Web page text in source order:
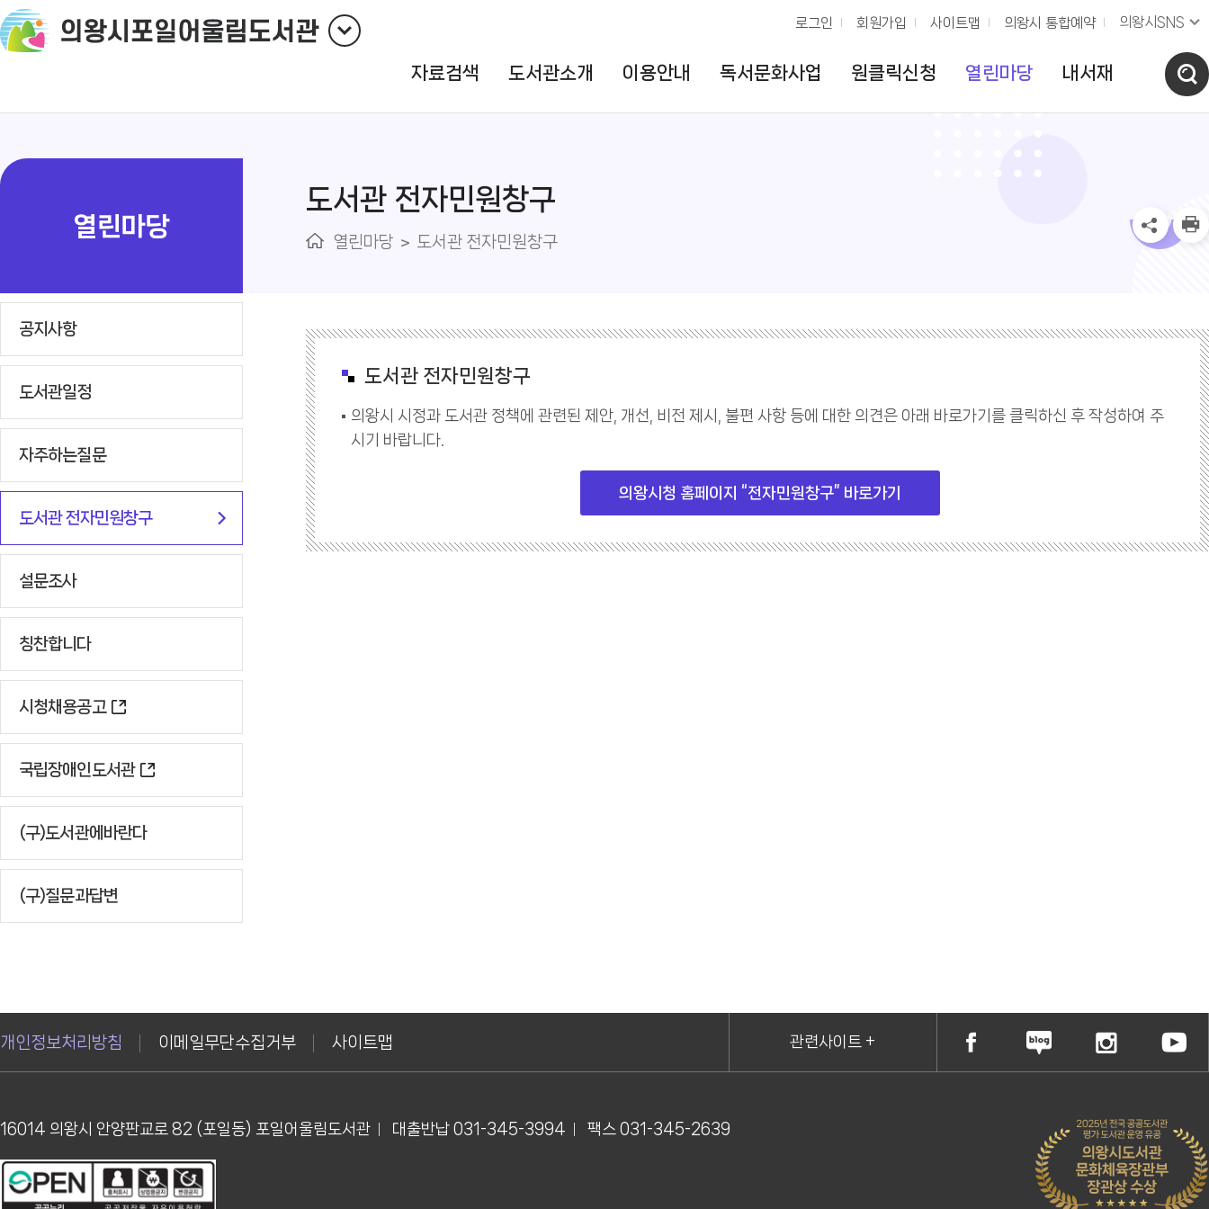
로그인 회원가입 사이트맵 의왕시 통합예약 의왕시SNS
자료검색 도서관소개 이용안내 독서문화사업 원클릭신청 열린마당 내서재
열린마당
공지사항
도서관일정
자주하는질문
도서관 전자민원창구
설문조사
칭찬합니다
시청채용공고
국립장애인도서관
(구)도서관에바란다
(구)질문과답변
도서관 전자민원창구
열린마당 도서관 전자민원창구
도서관 전자민원창구
의왕시 시정과 도서관 정책에 관련된 제안, 개선, 비전 제시, 불편 사항 등에 대한 의견은 아래 바로가기를 클릭하신 후 작성하여 주
시기 바랍니다.
의왕시청 홈페이지 “전자민원창구” 바로가기
개인정보처리방침 이메일무단수집거부 사이트맵 관련사이트 +
16014 의왕시 안양판교로 82 (포일동) 포일어울림도서관 대출반납 031-345-3994 팩스 031-345-2639